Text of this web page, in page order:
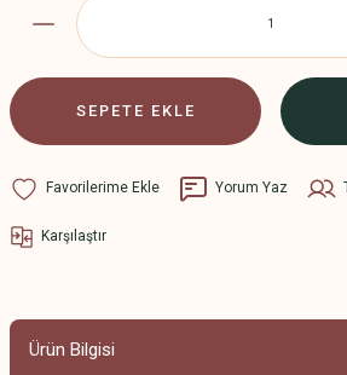
SEPETE EKLE
Yorum Yaz
Karşılaştır
Ürün Bilgisi